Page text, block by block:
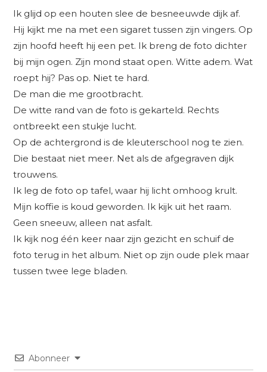
Ik glijd op een houten slee de besneeuwde dijk af.
Hij kijkt me na met een sigaret tussen zijn vingers. Op
zijn hoofd heeft hij een pet. Ik breng de foto dichter
bij mijn ogen. Zijn mond staat open. Witte adem. Wat
roept hij? Pas op. Niet te hard.
De man die me grootbracht.
De witte rand van de foto is gekarteld. Rechts
ontbreekt een stukje lucht.
Op de achtergrond is de kleuterschool nog te zien.
Die bestaat niet meer. Net als de afgegraven dijk
trouwens.
Ik leg de foto op tafel, waar hij licht omhoog krult.
Mijn koffie is koud geworden. Ik kijk uit het raam.
Geen sneeuw, alleen nat asfalt.
Ik kijk nog één keer naar zijn gezicht en schuif de
foto terug in het album. Niet op zijn oude plek maar
tussen twee lege bladen.
Abonneer